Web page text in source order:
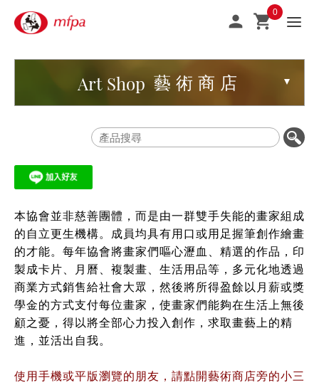
 0
Art Shop 藝術商店
本協會並非慈善團體，而是由一群雙手失能的畫家組成
的自立更生機構。成員均具有用口或用足握筆創作繪畫
的才能。每年協會將畫家們嘔心瀝血、精選的作品，印
製成卡片、月曆、複製畫、生活用品等，多元化地透過
商業方式銷售給社會大眾，然後將所得盈餘以月薪或獎
學金的方式支付每位畫家，使畫家們能夠在生活上無後
顧之憂，得以將全部心力投入創作，求取畫藝上的精
進，並活出自我。
使用手機或平版瀏覽的朋友，請點開藝術商店旁的小三